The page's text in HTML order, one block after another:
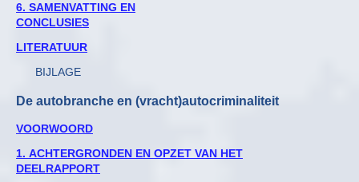
6. SAMENVATTING EN
CONCLUSIES
LITERATUUR
BIJLAGE
De autobranche en (vracht)autocriminaliteit
VOORWOORD
1. ACHTERGRONDEN EN OPZET VAN HET
DEELRAPPORT